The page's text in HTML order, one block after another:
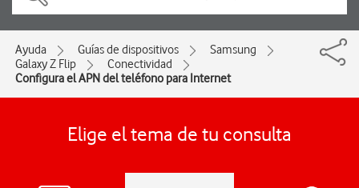
Ayuda Guías de dispositivos
Samsung
Galaxy Z Flip
Conectividad
Configura el APN del teléfono para Internet
Elige el tema de tu consulta